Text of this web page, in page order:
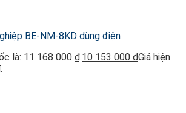
BE-NM-8KD dùng điện
là: 11 168 000 ₫.10 153 000 ₫Giá hiện